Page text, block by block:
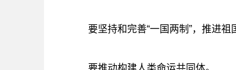
要坚持和完善“一国两制”，推进祖
要推动构建人类命运共同体。